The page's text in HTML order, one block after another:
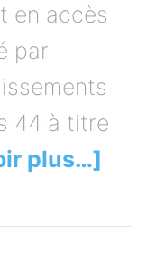
en accès
par
44 à titre
plus…]